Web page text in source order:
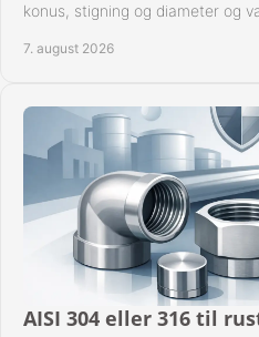
konus, stigning og diameter og
7. august 2026
AISI 304 eller 316 til